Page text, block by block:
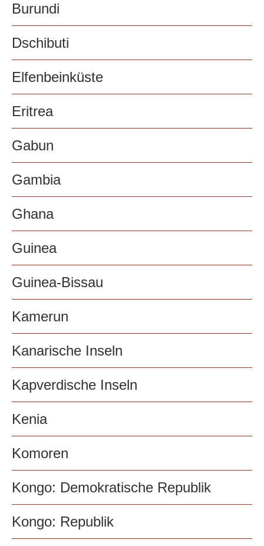
Burundi
Dschibuti
Elfenbeinküste
Eritrea
Gabun
Gambia
Ghana
Guinea
Guinea-Bissau
Kamerun
Kanarische Inseln
Kapverdische Inseln
Kenia
Komoren
Kongo: Demokratische Republik
Kongo: Republik